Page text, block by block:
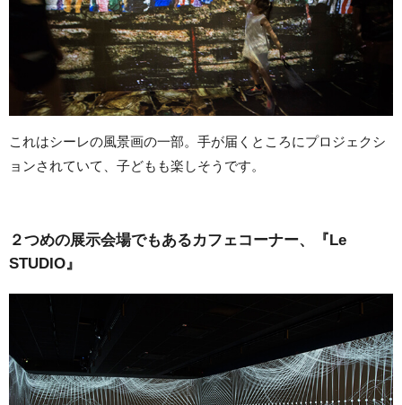
これはシーレの風景画の一部。手が届くところにプロジェクシ
ョンされていて、子どもも楽しそうです。
２つめの展示会場でもあるカフェコーナー、『Le
STUDIO』